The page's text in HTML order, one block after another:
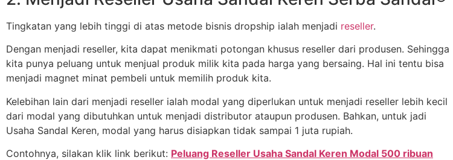
Tingkatan yang lebih tinggi di atas metode bisnis dropship ialah menjadi reseller.
Dengan menjadi reseller, kita dapat menikmati potongan khusus reseller dari produsen. Sehingga
kita punya peluang untuk menjual produk milik kita pada harga yang bersaing. Hal ini tentu bisa
menjadi magnet minat pembeli untuk memilih produk kita.
Kelebihan lain dari menjadi reseller ialah modal yang diperlukan untuk menjadi reseller lebih kecil
dari modal yang dibutuhkan untuk menjadi distributor ataupun produsen. Bahkan, untuk jadi
Usaha Sandal Keren, modal yang harus disiapkan tidak sampai 1 juta rupiah.
Contohnya, silakan klik link berikut: Peluang Reseller Usaha Sandal Keren Modal 500 ribuan